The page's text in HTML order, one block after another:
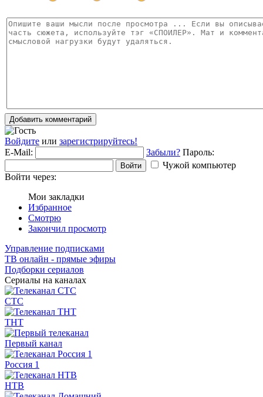
Добавить комментарий
Войдите или зарегистрируйтесь!
E-Mail:
Забыли? Пароль:
Войти
Чужой компьютер
Войти через:
Мои закладки
Избранное
Смотрю
Закончил просмотр
Управление подписками
ТВ онлайн - прямые эфиры
Подборки сериалов
Сериалы на каналах
СТС
ТНТ
Первый канал
Россия 1
НТВ